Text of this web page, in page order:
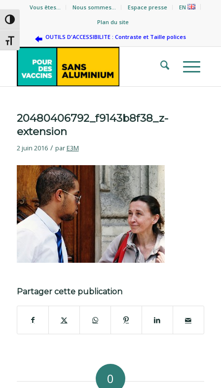
Passer en contraste élevé
Changer la taille de la police
Vous êtes… Nous sommes… Espace presse
EN
Plan du site
OUTILS D'ACCESSIBILITE : Contraste et Taille polices
20480406792_f9143b8f38_z-
extension
2 juin 2016 / parE3M
Partager cette publication
0